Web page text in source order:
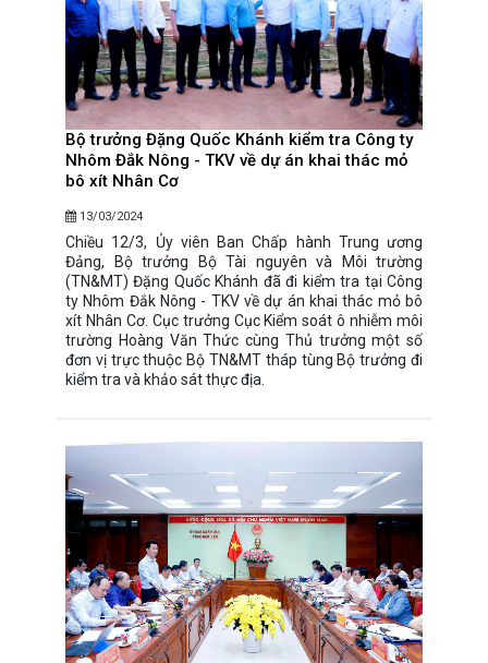
Bộ trưởng Đặng Quốc Khánh kiểm tra Công ty
Nhôm Đắk Nông - TKV về dự án khai thác mỏ
bô xít Nhân Cơ
13/03/2024
Chiều 12/3, Ủy viên Ban Chấp hành Trung ương
Đảng, Bộ trưởng Bộ Tài nguyên và Môi trường
(TN&MT) Đặng Quốc Khánh đã đi kiểm tra tại Công
ty Nhôm Đắk Nông - TKV về dự án khai thác mỏ bô
xít Nhân Cơ. Cục trưởng Cục Kiểm soát ô nhiễm môi
trường Hoàng Văn Thức cùng Thủ trưởng một số
đơn vị trực thuộc Bộ TN&MT tháp tùng Bộ trưởng đi
kiểm tra và khảo sát thực địa.